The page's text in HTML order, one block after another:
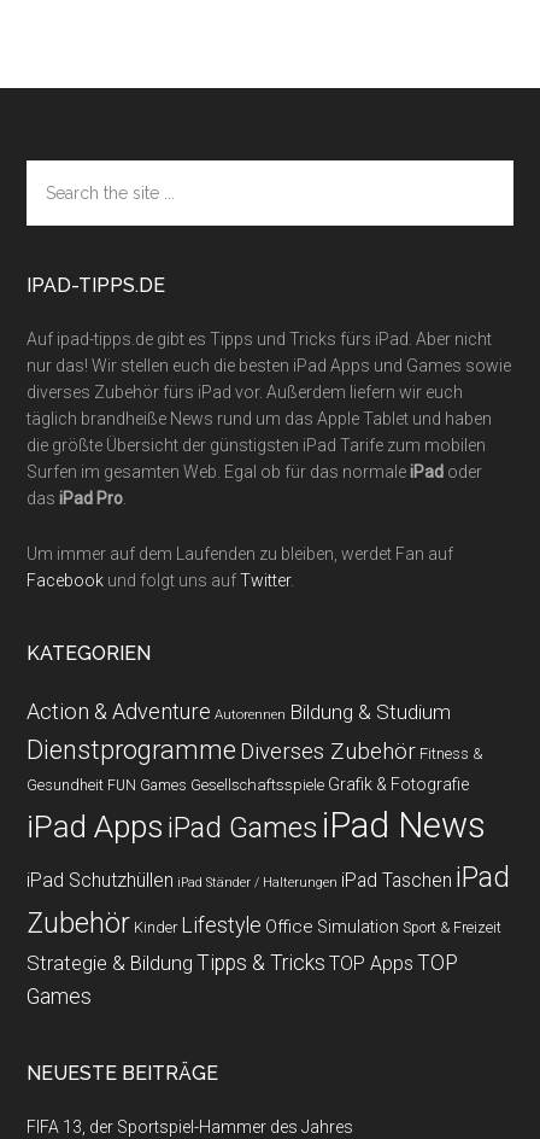
Footer
the
site
IPAD-TIPPS.DE
Auf ipad-tipps.de gibt es Tipps und Tricks fürs iPad. Aber nicht
nur das! Wir stellen euch die besten iPad Apps und Games sowie
diverses Zubehör fürs iPad vor. Außerdem liefern wir euch
täglich brandheiße News rund um das Apple Tablet und haben
die größte Übersicht der günstigsten iPad Tarife zum mobilen
Surfen im gesamten Web. Egal ob für das normaleiPad oder
dasiPad Pro
Um immer auf dem Laufenden zu bleiben, werdet Fan auf
Facebook und folgt uns aufTwitter.
KATEGORIEN
Action & Adventure Autorennen Bildung & Studium
Dienstprogramme Diverses Zubehör Fitness &
Gesundheit FUN Games Gesellschaftsspiele Grafik & Fotografie
iPad Apps iPad Games iPad News
iPad Schutzhüllen iPad Ständer / Halterungen iPad Taschen iPad
Zubehör Kinder Lifestyle Office Simulation Sport & Freizeit
Strategie & Bildung Tipps & Tricks TOP Apps TOP
Games
NEUESTE BEITRÄGE
FIFA 13, der Sportspiel-Hammer des Jahres